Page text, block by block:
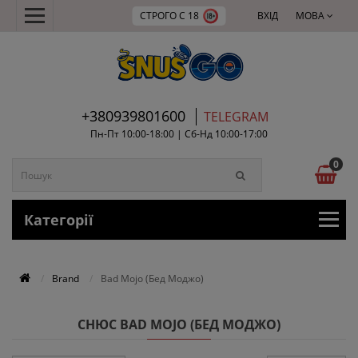
СТРОГО С 18 МОВА
ВХІД
+380939801600 TELEGRAM
Пн-Пт 10:00-18:00 | Сб-Нд 10:00-17:00
0
Категорії
Brand Bad Mojo (Бед Моджо)
СНЮС BAD MOJO (БЕД МОДЖО)